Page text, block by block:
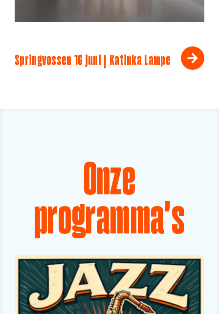
Springvossen 16 juni | Katinka Lampe
Onze
programma's